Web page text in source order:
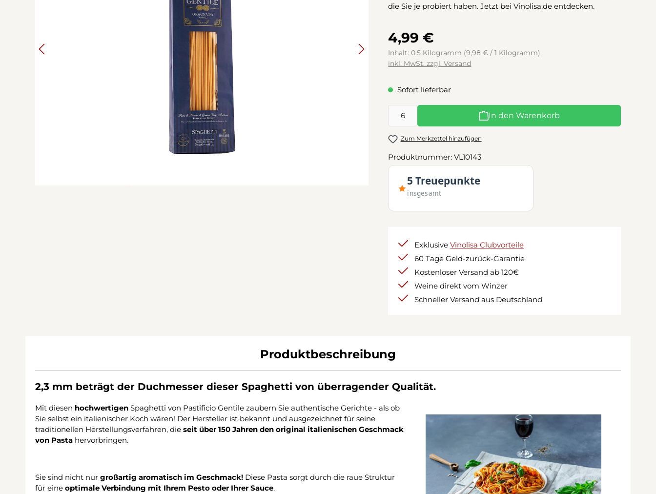
die Sie je probiert haben. Jetzt bei Vinolisa.de entdecken.
4,99 €
Inhalt:0.5 Kilogramm (9,98 € / 1 Kilogramm)
inkl. MwSt. zzgl. Versand
Sofort lieferbar
Produkt Anzahl: Gib den gewünschten Wert ein oder benutze die
In den Warenkorb
Zum Merkzettel hinzufügen
Produktnummer:VL10143
5 Treuepunkte
insgesamt
ExklusiveVinolisa Clubvorteile
60 Tage Geld-zurück-Garantie
Kostenloser Versand ab 120€
Weine direkt vom Winzer
Schneller Versand aus Deutschland
Produktbeschreibung
2,3 mm beträgt der Duchmesser dieser Spaghetti von überragender Qualität.
Mit diesen hochwertigen Spaghetti von Pastificio Gentile zaubern Sie authentische Gerichte - als ob
Sie selbst ein italienischer Koch wären! Der Hersteller ist bekannt und ausgezeichnet für seine
traditionellen Herstellungsverfahren, die seit über 150 Jahren den original italienischen Geschmack
von Pasta hervorbringen.
Sie sind nicht nur großartig aromatisch im Geschmack! Diese Pasta sorgt durch die raue Struktur
für eine optimale Verbindung mit Ihrem Pesto oder Ihrer Sauce.